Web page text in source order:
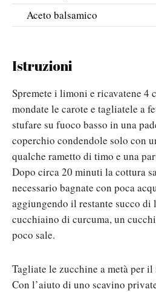
Aceto balsamico
Istruzioni
Spremete i limoni e ricavatene 4
mondate le carote e tagliatele a
stufare su fuoco basso in una
coperchio condendole solo con
qualche rametto di timo e una
Dopo circa 20 minuti la cottura
necessario bagnate con poca
aggiungendo il restante succo di
cucchiaino di curcuma, un
poco sale.
Tagliate le zucchine a metà per
Con l’aiuto di uno scavino